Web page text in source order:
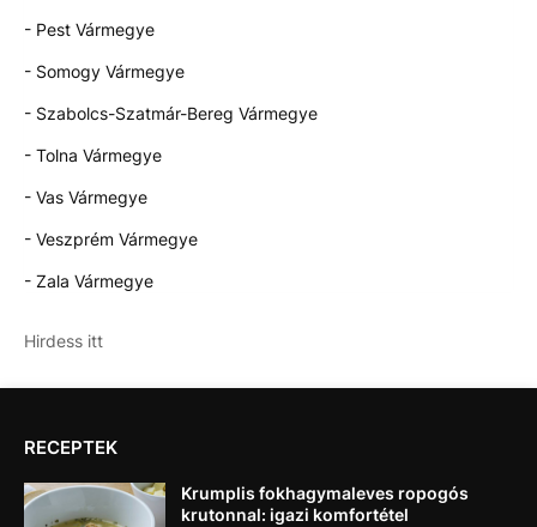
- Pest Vármegye
- Somogy Vármegye
- Szabolcs-Szatmár-Bereg Vármegye
- Tolna Vármegye
- Vas Vármegye
- Veszprém Vármegye
- Zala Vármegye
Hirdess itt
RECEPTEK
Krumplis fokhagymaleves ropogós
krutonnal: igazi komfortétel